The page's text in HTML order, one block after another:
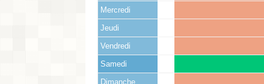
Mercredi
Jeudi
Vendredi
Samedi
Dimanche